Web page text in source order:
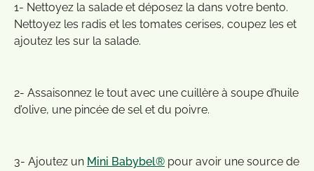
1- Nettoyez la salade et déposez la dans votre bento.
Nettoyez les radis et les tomates cerises, coupez les et
ajoutez les sur la salade.
2- Assaisonnez le tout avec une cuillère à soupe d’huile
d’olive, une pincée de sel et du poivre.
3- Ajoutez un Mini Babybel® pour avoir une source de